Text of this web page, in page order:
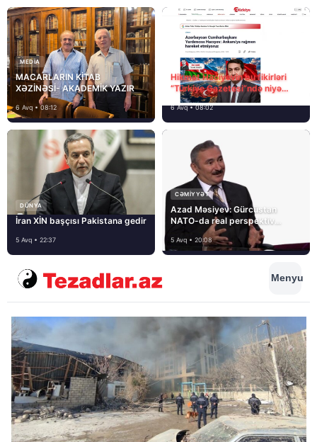
MEDİA
MACARLARIN KİTAB
XƏZİNƏSİ- AKADEMİK YAZIR
6 Avq • 08:12
Hikmət Hacıyevin bu fikirləri
“Türkiye Gazetesi”ndə niyə
təhrif edilib?
6 Avq • 08:02
DÜNYA
İran XİN başçısı Pakistana gedir
5 Avq • 22:37
CƏMIYYƏT
Azad Məsiyev: Gürcüstan
NATO-da real perspektiv
5 Avq • 20:08
Menyu